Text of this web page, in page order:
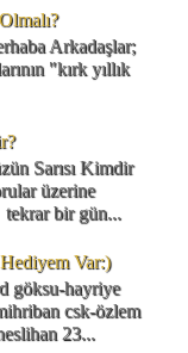
Arkadaşlar;
"kırk yıllık
Sarısı Kimdir
üzerine
bir gün...
Var:)
göksu-hayriye
csk-özlem
23...